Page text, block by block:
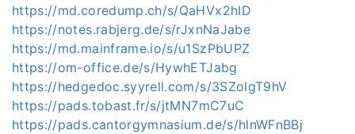
https://md.coredump.ch/s/QaHVx2hID
https://notes.rabjerg.de/s/rJxnNaJabe
https://md.mainframe.io/s/u1SzPbUPZ
https://om-office.de/s/HywhETJabg
https://hedgedoc.syyrell.com/s/3SZolgT9hV
https://pads.tobast.fr/s/jtMN7mC7uC
https://pads.cantorgymnasium.de/s/hlnWFnBBj